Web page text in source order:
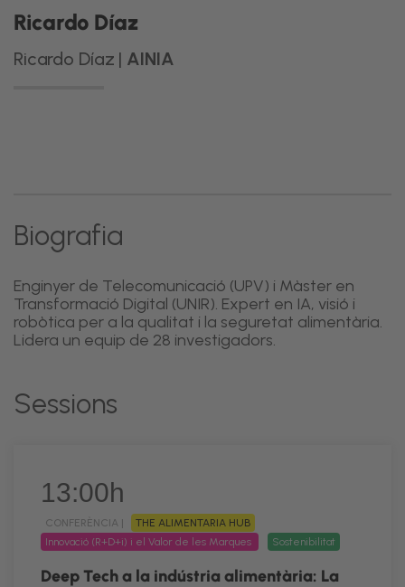
Ricardo Díaz
Ricardo Díaz | AINIA
Biografia
Enginyer de Telecomunicació (UPV) i Màster en
Transformació Digital (UNIR). Expert en IA, visió i
robòtica per a la qualitat i la seguretat alimentària.
Lidera un equip de 28 investigadors.
Sessions
13:00h
CONFERÈNCIA |
THE ALIMENTARIA HUB
Innovació (R+D+i) i el Valor de les Marques
Sostenibilitat
Deep Tech a la indústria alimentària: La